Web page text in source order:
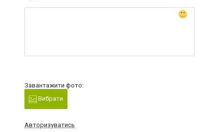
Завантажити фото:
Вибрати
Авторизуватись